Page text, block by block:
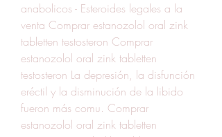
anabolicos - Esteroides legales a la
venta Comprar estanozolol oral zink
tabletten testosteron Comprar
estanozolol oral zink tabletten
testosteron La depresión, la disfunción
eréctil y la disminución de la libido
fueron más comu. Comprar
estanozolol oral zink tabletten